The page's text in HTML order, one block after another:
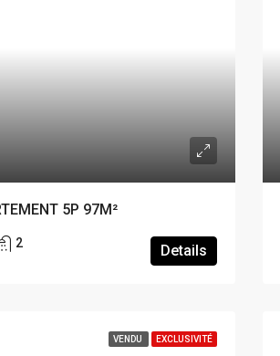
5P 97M²
2 Details
VENDU EXCLUSIVITÉ